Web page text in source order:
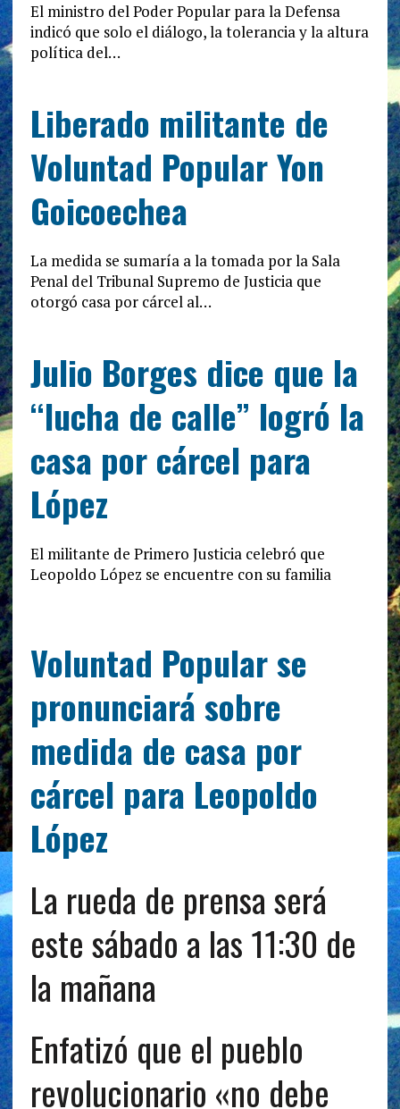
El ministro del Poder Popular para la Defensa
indicó que solo el diálogo, la tolerancia y la altura
política del…
Liberado militante de
Voluntad Popular Yon
Goicoechea
La medida se sumaría a la tomada por la Sala
Penal del Tribunal Supremo de Justicia que
otorgó casa por cárcel al…
Julio Borges dice que la
“lucha de calle” logró la
casa por cárcel para
López
El militante de Primero Justicia celebró que
Leopoldo López se encuentre con su familia
Voluntad Popular se
pronunciará sobre
medida de casa por
cárcel para Leopoldo
López
La rueda de prensa será
este sábado a las 11:30 de
la mañana
Enfatizó que el pueblo
revolucionario «no debe